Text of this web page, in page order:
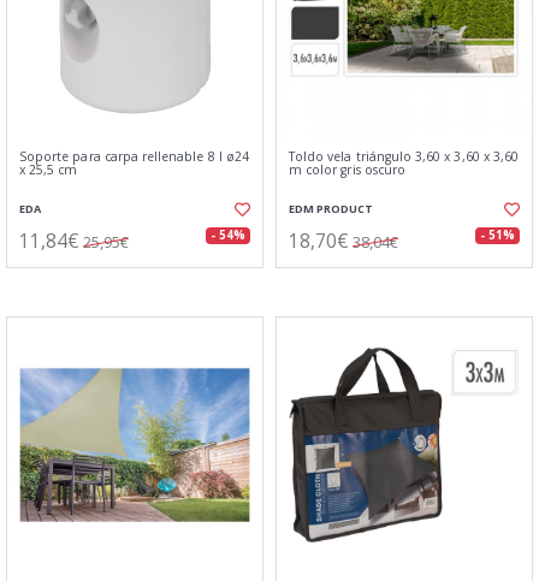
Soporte para carpa rellenable 8 l ø24
x 25,5 cm
EDA
11,84€ 25,95€ - 54%
Toldo vela triángulo 3,60 x 3,60 x 3,60
m color gris oscuro
EDM PRODUCT
18,70€ 38,04€ - 51%